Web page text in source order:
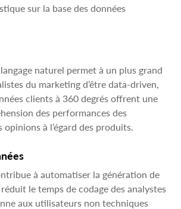
sur la base des données
naturel permet à un plus grand
du marketing d’être data-driven,
clients à 360 degrés offrent une
des performances des
opinions à l’égard des produits.
à automatiser la génération de
le temps de codage des analystes
aux utilisateurs non techniques